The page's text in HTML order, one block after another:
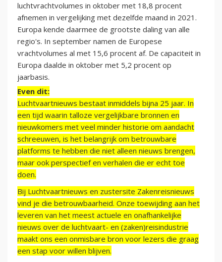
luchtvrachtvolumes in oktober met 18,8 procent
afnemen in vergelijking met dezelfde maand in 2021.
Europa kende daarmee de grootste daling van alle
regio's. In september namen de Europese
vrachtvolumes al met 15,6 procent af. De capaciteit in
Europa daalde in oktober met 5,2 procent op
jaarbasis.
Even dit:
Luchtvaartnieuws bestaat inmiddels bijna 25 jaar. In
een tijd waarin talloze vergelijkbare bronnen en
nieuwkomers met veel minder historie om aandacht
schreeuwen, is het belangrijk om betrouwbare
platforms te hebben die niet alleen nieuws brengen,
maar ook perspectief en verhalen die er echt toe
doen.
Bij Luchtvaartnieuws en zustersite Zakenreisnieuws
vind je die betrouwbaarheid. Onze toewijding aan het
leveren van het meest actuele en onafhankelijke
nieuws over de luchtvaart- en (zaken)reisindustrie
maakt ons een onmisbare bron voor lezers die graag
een stap voor willen blijven.